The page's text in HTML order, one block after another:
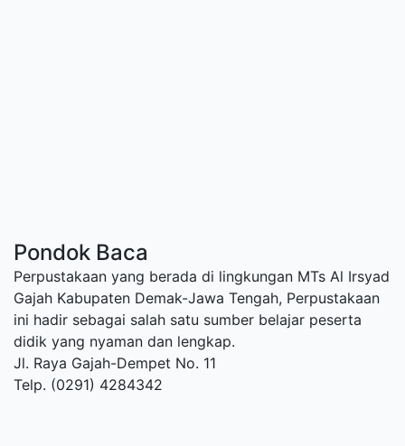
Pondok Baca
Perpustakaan yang berada di lingkungan MTs Al Irsyad
Gajah Kabupaten Demak-Jawa Tengah, Perpustakaan
ini hadir sebagai salah satu sumber belajar peserta
didik yang nyaman dan lengkap.
Jl. Raya Gajah-Dempet No. 11
Telp. (0291) 4284342